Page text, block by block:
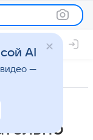
AI
видео —